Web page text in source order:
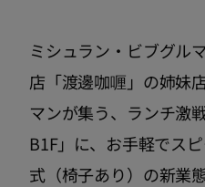
ミシュラン・ビブグル
店「渡邊咖喱」の姉妹
マンが集う、ランチ激
B1F」に、お手軽でス
式（椅子あり）の新業